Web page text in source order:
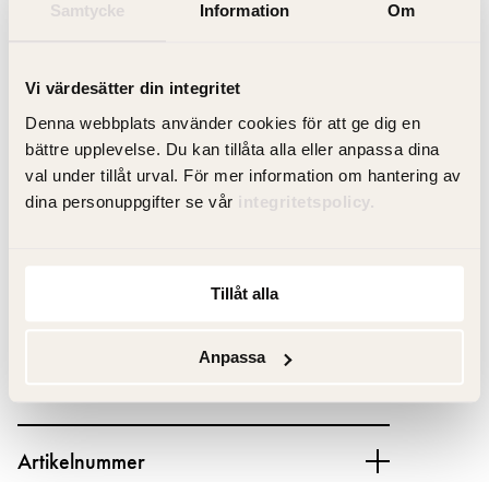
Samtycke Information Om
Vi värdesätter din integritet
Denna webbplats använder cookies för att ge dig en
bättre upplevelse. Du kan tillåta alla eller anpassa dina
val under tillåt urval. För mer information om hantering av
dina personuppgifter se vår integritetspolicy.
Tillåt alla
Anpassa
Hitta Butik
Artikelnummer: ITKPUPOFGM
RSK-nummer: 8124028
Produktfakta
Artikelnummer